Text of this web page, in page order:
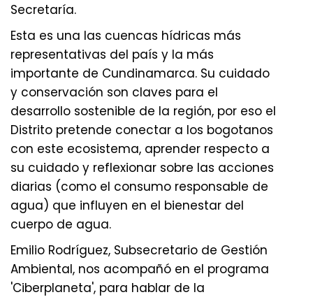
Secretaría.
Esta es una las cuencas hídricas más
representativas del país y la más
importante de Cundinamarca. Su cuidado
y conservación son claves para el
desarrollo sostenible de la región, por eso el
Distrito pretende conectar a los bogotanos
con este ecosistema, aprender respecto a
su cuidado y reflexionar sobre las acciones
diarias (como el consumo responsable de
agua) que influyen en el bienestar del
cuerpo de agua.
Emilio Rodríguez, Subsecretario de Gestión
Ambiental, nos acompañó en el programa
'Ciberplaneta', para hablar de la